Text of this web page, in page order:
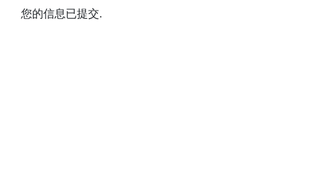
您的信息已提交.